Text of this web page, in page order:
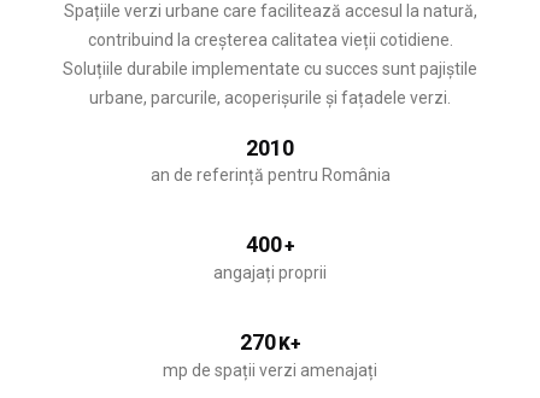
Spațiile verzi urbane care facilitează accesul la natură,
contribuind la creșterea calitatea vieții cotidiene.
Soluțiile durabile implementate cu succes sunt pajiștile
urbane, parcurile, acoperișurile și fațadele verzi.
2010
an de referință pentru România
400+
angajați proprii
270K+
mp de spații verzi amenajați